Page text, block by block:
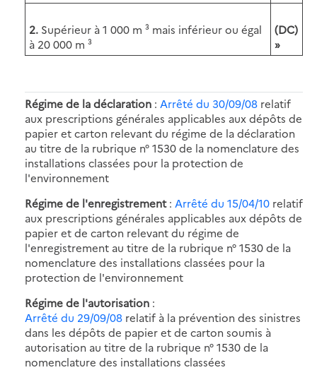
2. Supérieur à 1 000 m ³ mais inférieur ou égal
à 20 000 m ³
(DC)
»
Régime de la déclaration : Arrêté du 30/09/08 relatif
aux prescriptions générales applicables aux dépôts de
papier et carton relevant du régime de la déclaration
au titre de la rubrique n° 1530 de la nomenclature des
installations classées pour la protection de
l'environnement
Régime de l'enregistrement: Arrêté du 15/04/10 relatif
aux prescriptions générales applicables aux dépôts de
papier et de carton relevant du régime de
l'enregistrement au titre de la rubrique n° 1530 de la
nomenclature des installations classées pour la
protection de l'environnement
Régime de l'autorisation :
Arrêté du 29/09/08 relatif à la prévention des sinistres
dans les dépôts de papier et de carton soumis à
autorisation au titre de la rubrique n° 1530 de la
nomenclature des installations classées